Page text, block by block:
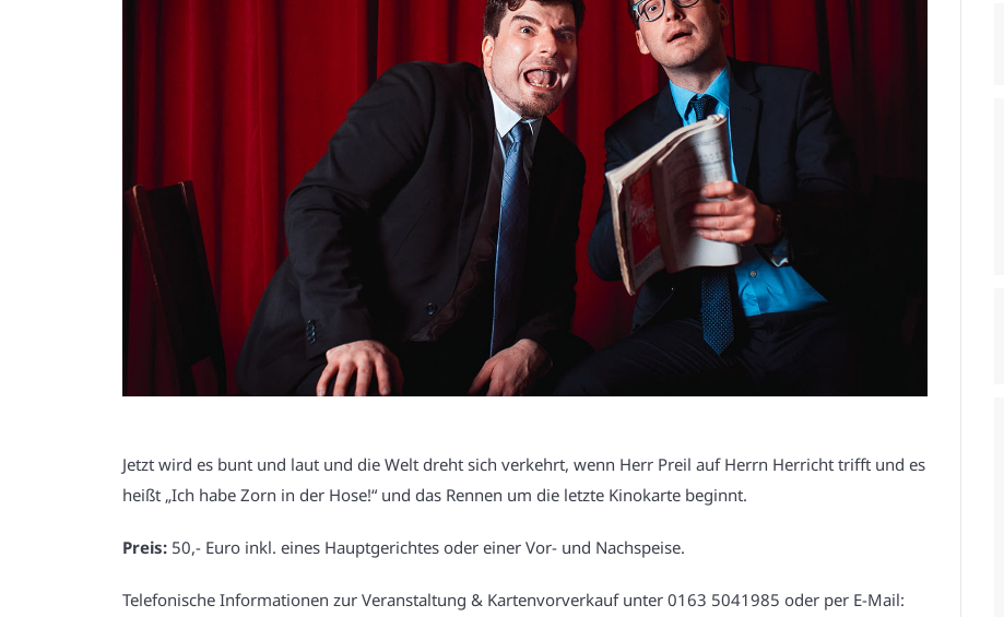
Jetzt wird es bunt und laut und die Welt dreht sich verkehrt, wenn Herr Preil auf Herrn Herricht trifft und es
heißt „Ich habe Zorn in der Hose!“ und das Rennen um die letzte Kinokarte beginnt.
Preis: 50,- Euro inkl. eines Hauptgerichtes oder einer Vor- und Nachspeise.
Telefonische Informationen zur Veranstaltung & Kartenvorverkauf unter 0163 5041985 oder per E-Mail: